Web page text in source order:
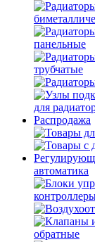
панельные
трубчатые
для
Распродажа
автоматика
обратные